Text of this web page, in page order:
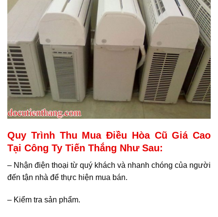
Quy Trình Thu Mua Điều Hòa Cũ Giá Cao
Tại Công Ty Tiến Thắng Như Sau:
– Nhận điện thoại từ quý khách và nhanh chóng của người
đến tận nhà để thực hiện mua bán.
– Kiểm tra sản phẩm.